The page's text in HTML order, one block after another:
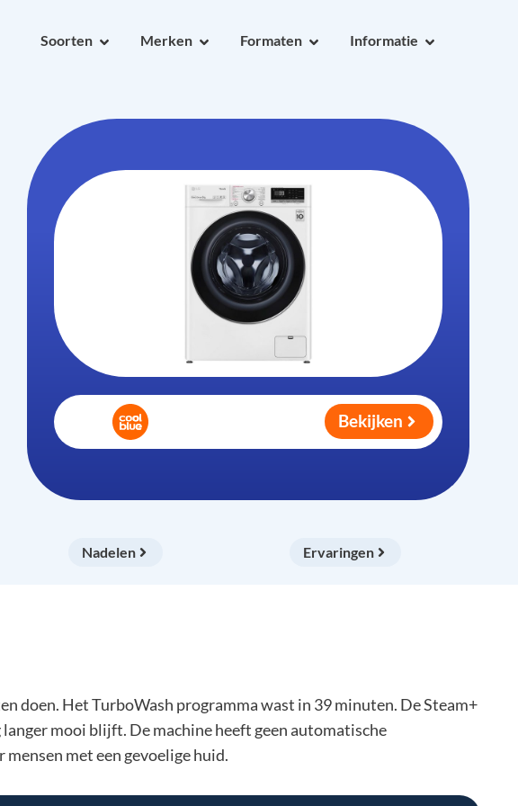
Soorten Merken Formaten Informatie
Bekijken
Nadelen Ervaringen
doen. Het TurboWash programma wast in 39 minuten. De Steam+
mooi blijft. De machine heeft geen automatische
met een gevoelige huid.